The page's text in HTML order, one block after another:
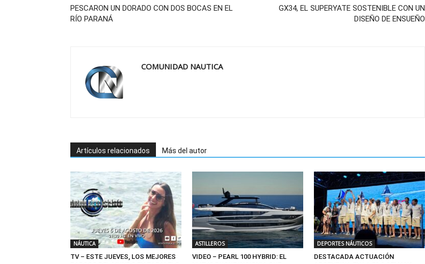
PESCARON UN DORADO CON DOS BOCAS EN EL
RÍO PARANÁ
GX34, EL SUPERYATE SOSTENIBLE CON UN
DISEÑO DE ENSUEÑO
COMUNIDAD NAUTICA
Artículos relacionados Más del autor
NÁUTICA
TV – ESTE JUEVES, LOS MEJORES
ASTILLEROS
VIDEO – PEARL 100 HYBRID: EL
DEPORTES NÁUTICOS
DESTACADA ACTUACIÓN